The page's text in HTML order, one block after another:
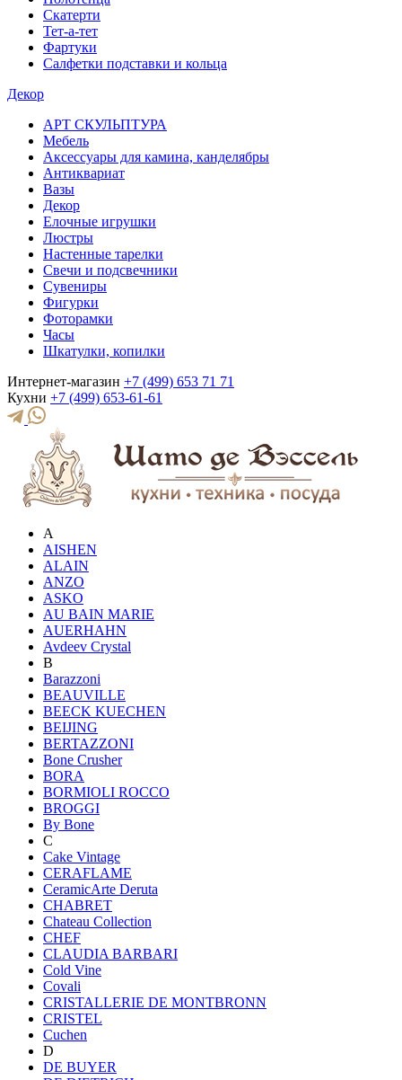
Скатерти
Тет-а-тет
Фартуки
Салфетки подставки и кольца
Декор
АРТ СКУЛЬПТУРА
Мебель
Аксессуары для камина, канделябры
Антиквариат
Вазы
Декор
Елочные игрушки
Люстры
Настенные тарелки
Свечи и подсвечники
Сувениры
Фигурки
Фоторамки
Часы
Шкатулки, копилки
Интернет-магазин +7 (499) 653 71 71
Кухни +7 (499) 653-61-61
A
AISHEN
ALAIN
ANZO
ASKO
AU BAIN MARIE
AUERHAHN
Avdeev Crystal
B
Barazzoni
BEAUVILLE
BEECK KUECHEN
BEIJING
BERTAZZONI
Bone Crusher
BORA
BORMIOLI ROCCO
BROGGI
By Bone
C
Cake Vintage
CERAFLAME
CeramicArte Deruta
CHABRET
Chateau Collection
CHEF
CLAUDIA BARBARI
Cold Vine
Covali
CRISTALLERIE DE MONTBRONN
CRISTEL
Cuchen
D
DE BUYER